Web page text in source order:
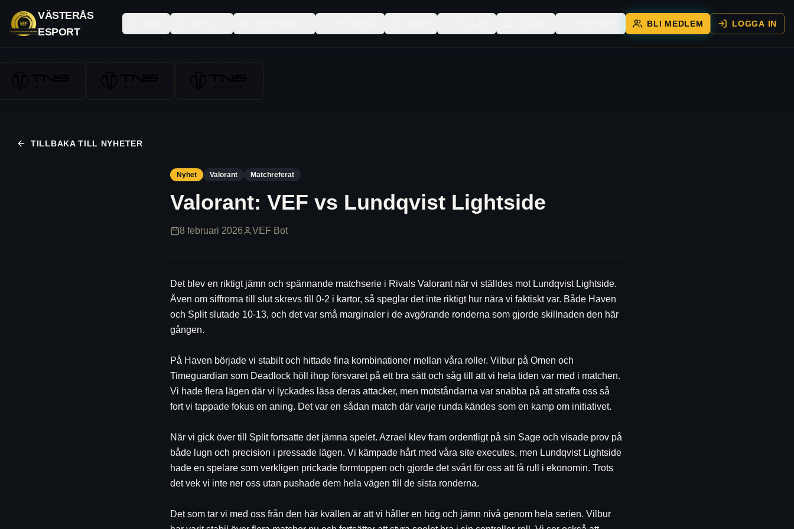
VÄSTERÅS
ESPORT
BLI MEDLEM LOGGA IN
TILLBAKA TILL NYHETER
Nyhet Valorant Matchreferat
Valorant: VEF vs Lundqvist Lightside
8 februari 2026 VEF Bot
Det blev en riktigt jämn och spännande matchserie i Rivals Valorant när vi ställdes mot Lundqvist Lightside.
Även om siffrorna till slut skrevs till 0-2 i kartor, så speglar det inte riktigt hur nära vi faktiskt var. Både Haven
och Split slutade 10-13, och det var små marginaler i de avgörande ronderna som gjorde skillnaden den här
gången.
På Haven började vi stabilt och hittade fina kombinationer mellan våra roller. Vilbur på Omen och
Timeguardian som Deadlock höll ihop försvaret på ett bra sätt och såg till att vi hela tiden var med i matchen.
Vi hade flera lägen där vi lyckades läsa deras attacker, men motståndarna var snabba på att straffa oss så
fort vi tappade fokus en aning. Det var en sådan match där varje runda kändes som en kamp om initiativet.
När vi gick över till Split fortsatte det jämna spelet. Azrael klev fram ordentligt på sin Sage och visade prov på
både lugn och precision i pressade lägen. Vi kämpade hårt med våra site executes, men Lundqvist Lightside
hade en spelare som verkligen prickade formtoppen och gjorde det svårt för oss att få rull i ekonomin. Trots
det vek vi inte ner oss utan pushade dem hela vägen till de sista ronderna.
Det som tar vi med oss från den här kvällen är att vi håller en hög och jämn nivå genom hela serien. Vilbur